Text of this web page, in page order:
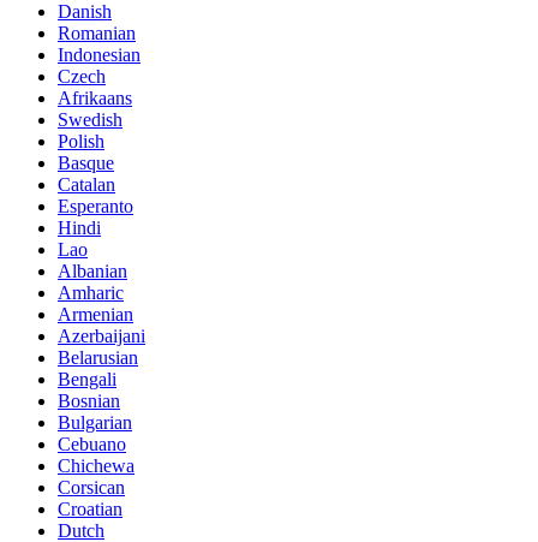
Danish
Romanian
Indonesian
Czech
Afrikaans
Swedish
Polish
Basque
Catalan
Esperanto
Hindi
Lao
Albanian
Amharic
Armenian
Azerbaijani
Belarusian
Bengali
Bosnian
Bulgarian
Cebuano
Chichewa
Corsican
Croatian
Dutch